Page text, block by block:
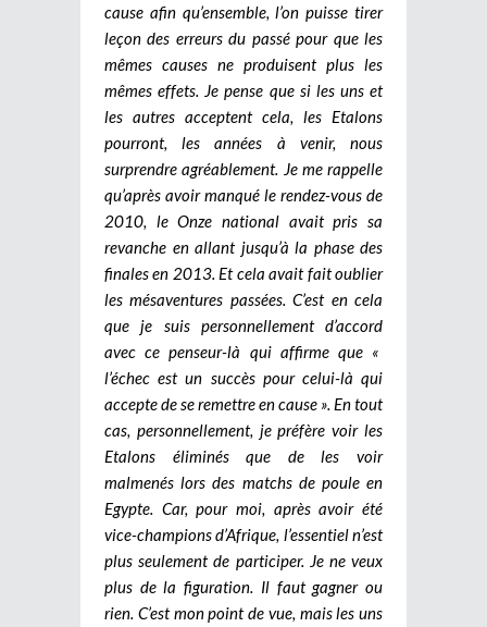
cause afin qu’ensemble, l’on puisse tirer
leçon des erreurs du passé pour que les
mêmes causes ne produisent plus les
mêmes effets. Je pense que si les uns et
les autres acceptent cela, les Etalons
pourront, les années à venir, nous
surprendre agréablement. Je me rappelle
qu’après avoir manqué le rendez-vous de
2010, le Onze national avait pris sa
revanche en allant jusqu’à la phase des
finales en 2013. Et cela avait fait oublier
les mésaventures passées. C’est en cela
que je suis personnellement d’accord
avec ce penseur-là qui affirme que «
l’échec est un succès pour celui-là qui
accepte de se remettre en cause ». En tout
cas, personnellement, je préfère voir les
Etalons éliminés que de les voir
malmenés lors des matchs de poule en
Egypte. Car, pour moi, après avoir été
vice-champions d’Afrique, l’essentiel n’est
plus seulement de participer. Je ne veux
plus de la figuration. Il faut gagner ou
rien. C’est mon point de vue, mais les uns